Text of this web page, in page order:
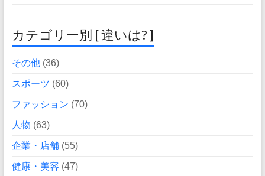
カテゴリー別 [ 違いは? ]
その他(36)
スポーツ (60)
ファッション (70)
人物 (63)
企業・店舗(55)
健康・美容 (47)